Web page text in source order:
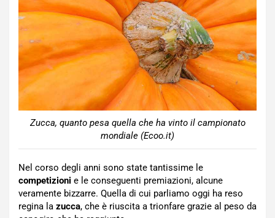
Zucca, quanto pesa quella che ha vinto il campionato
mondiale (Ecoo.it)
Nel corso degli anni sono state tantissime le
competizioni e le conseguenti premiazioni, alcune
veramente bizzarre. Quella di cui parliamo oggi ha reso
regina la zucca, che è riuscita a trionfare grazie al peso da